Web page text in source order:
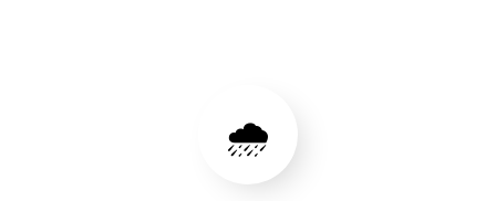
🌧️